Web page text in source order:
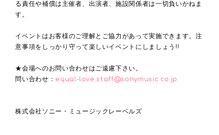
る責任や補償は主催者、出演者、施設関係者は一切負いかねま
す。
イベントはお客様のご理解とご協力があって実施できます。注
意事項をしっかり守って楽しいイベントにしましょう!!
★会場へのお問い合わせはご遠慮下さい。
問い合わせ： equal-love.staff@sonymusic.co.jp
株式会社ソニー・ミュージックレーベルズ